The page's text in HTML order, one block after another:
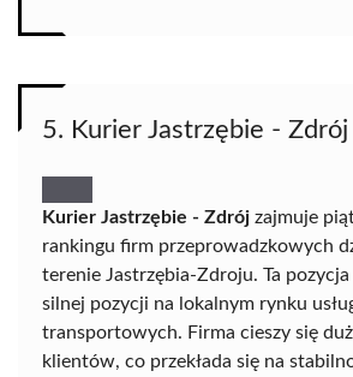
5. Kurier Jastrzębie - Zdrój
Kurier Jastrzębie - Zdrój zajmuje
rankingu firm przeprowadzkowych
terenie Jastrzębia-Zdroju. Ta
silnej pozycji na lokalnym rynku
transportowych. Firma cieszy się
klientów, co przekłada się na